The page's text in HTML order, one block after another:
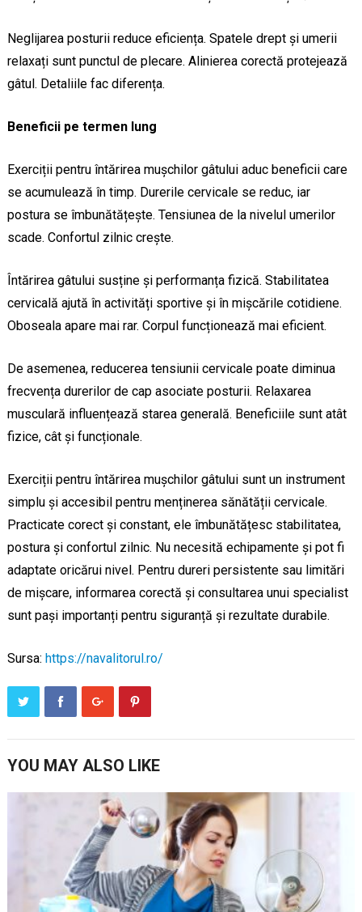
Neglijarea posturii reduce eficiența. Spatele drept și umerii
relaxați sunt punctul de plecare. Alinierea corectă protejează
gâtul. Detaliile fac diferența.
Beneficii pe termen lung
Exerciții pentru întărirea mușchilor gâtului aduc beneficii care
se acumulează în timp. Durerile cervicale se reduc, iar
postura se îmbunătățește. Tensiunea de la nivelul umerilor
scade. Confortul zilnic crește.
Întărirea gâtului susține și performanța fizică. Stabilitatea
cervicală ajută în activități sportive și în mișcările cotidiene.
Oboseala apare mai rar. Corpul funcționează mai eficient.
De asemenea, reducerea tensiunii cervicale poate diminua
frecvența durerilor de cap asociate posturii. Relaxarea
musculară influențează starea generală. Beneficiile sunt atât
fizice, cât și funcționale.
Exerciții pentru întărirea mușchilor gâtului sunt un instrument
simplu și accesibil pentru menținerea sănătății cervicale.
Practicate corect și constant, ele îmbunătățesc stabilitatea,
postura și confortul zilnic. Nu necesită echipamente și pot fi
adaptate oricărui nivel. Pentru dureri persistente sau limitări
de mișcare, informarea corectă și consultarea unui specialist
sunt pași importanți pentru siguranță și rezultate durabile.
Sursa: https://navalitorul.ro/
YOU MAY ALSO LIKE